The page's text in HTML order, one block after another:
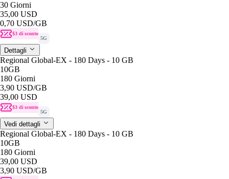
30 Giorni
35,00 USD
0,70 USD/GB
$3 di sconto
5G
Dettagli
Regional Global-EX - 180 Days - 10 GB
10GB
180 Giorni
3,90 USD/GB
39,00 USD
$3 di sconto
5G
Vedi dettagli
Regional Global-EX - 180 Days - 10 GB
10GB
180 Giorni
39,00 USD
3,90 USD/GB